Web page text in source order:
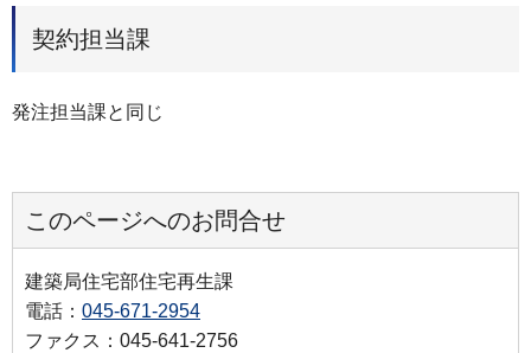
契約担当課
発注担当課と同じ
このページへのお問合せ
建築局住宅部住宅再生課
電話： 045-671-2954
ファクス：045-641-2756